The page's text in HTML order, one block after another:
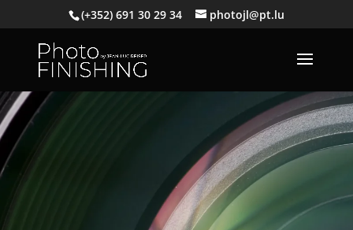
(+352) 691 30 29 34 photojl@pt.lu